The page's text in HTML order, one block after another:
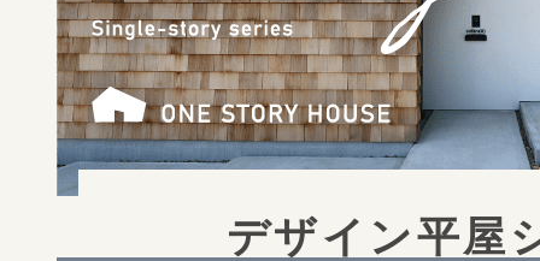
デザイン平屋